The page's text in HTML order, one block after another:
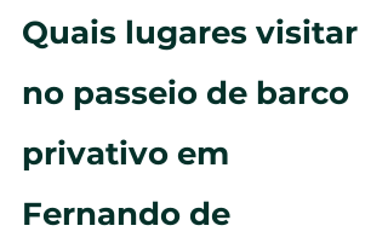
Quais lugares visitar
no passeio de barco
privativo em
Fernando de